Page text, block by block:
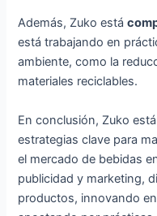
Además, Zuko está
está trabajando en
ambiente, como la
materiales reciclables.
En conclusión, Zuko
estrategias clave para
el mercado de bebidas
publicidad y marketing,
productos, innovando